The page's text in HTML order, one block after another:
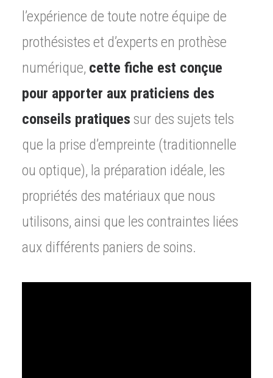
l’expérience de toute notre équipe de
prothésistes et d’experts en prothèse
numérique, cette fiche est conçue
pour apporter aux praticiens des
conseils pratiques sur des sujets tels
que la prise d’empreinte (traditionnelle
ou optique), la préparation idéale, les
propriétés des matériaux que nous
utilisons, ainsi que les contraintes liées
aux différents paniers de soins.